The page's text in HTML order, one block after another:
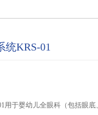
统KRS-01
用于婴幼儿全眼科（包括眼底